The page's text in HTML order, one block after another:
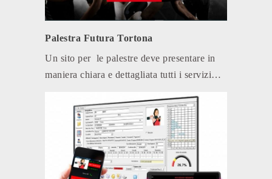
Palestra Futura Tortona
Un sito per le palestre deve presentare in
maniera chiara e dettagliata tutti i servizi…